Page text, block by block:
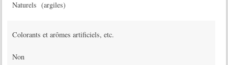
Naturels (argiles)
Colorants et arômes artificiels, etc.
Non